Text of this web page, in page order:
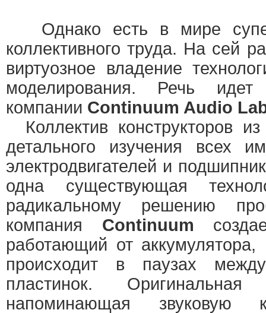
Однако есть в мире
коллективного труда. На сей
виртуозное владение
моделирования. Речь идет
компании Continuum Audio
Коллектив конструкторов
детального изучения всех
электродвигателей и
одна существующая
радикальному решению
компания Continuum
работающий от аккумулятора,
происходит в паузах между
пластинок.
напоминающая звуковую